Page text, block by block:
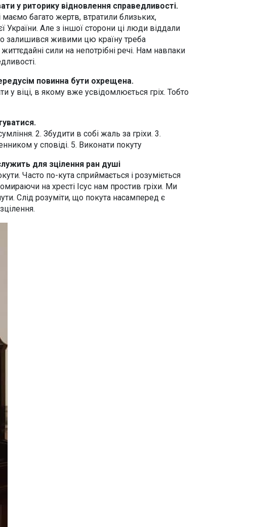
у риторику відновлення справедливості.
маємо багато жертв, втратили близьких,
України. Але з іншої сторони ці люди віддали
залишився живими цю країну треба
сили на непотрібні речі. Нам навпаки
повинна бути охрещена.
у віці, в якому вже усвідомлюється гріх. Тобто
2. Збудити в собі жаль за гріхи. 3.
у сповіді. 5. Виконати покуту
для зцілення ран душі
Часто по-кута сприймається і розуміється
на хресті Ісус нам простив гріхи. Ми
Слід розуміти, що покута насамперед є